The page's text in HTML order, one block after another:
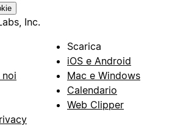
Inc.
Scarica
iOS e Android
Mac e Windows
Calendario
Web Clipper